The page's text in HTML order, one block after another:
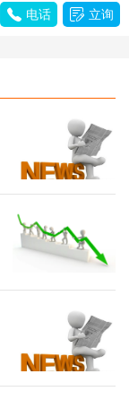
 电话  立询